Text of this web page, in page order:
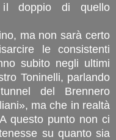
il doppio di quello
ma non sarà certo
le consistenti
subito negli ultimi
Toninelli, parlando
del Brennero
ma che in realtà
questo punto non ci
su quanto sia